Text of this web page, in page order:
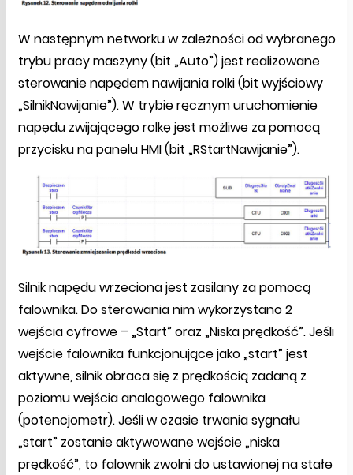
W następnym networku w zależności od wybranego
trybu pracy maszyny (bit „Auto”) jest realizowane
sterowanie napędem nawijania rolki (bit wyjściowy
„SilnikNawijanie”). W trybie ręcznym uruchomienie
napędu zwijającego rolkę jest możliwe za pomocą
przycisku na panelu HMI (bit „RStartNawijanie”).
Silnik napędu wrzeciona jest zasilany za pomocą
falownika. Do sterowania nim wykorzystano 2
wejścia cyfrowe – „Start” oraz „Niska prędkość”. Jeśli
wejście falownika funkcjonujące jako „start” jest
aktywne, silnik obraca się z prędkością zadaną z
poziomu wejścia analogowego falownika
(potencjometr). Jeśli w czasie trwania sygnału
„start” zostanie aktywowane wejście „niska
prędkość”, to falownik zwolni do ustawionej na stałe